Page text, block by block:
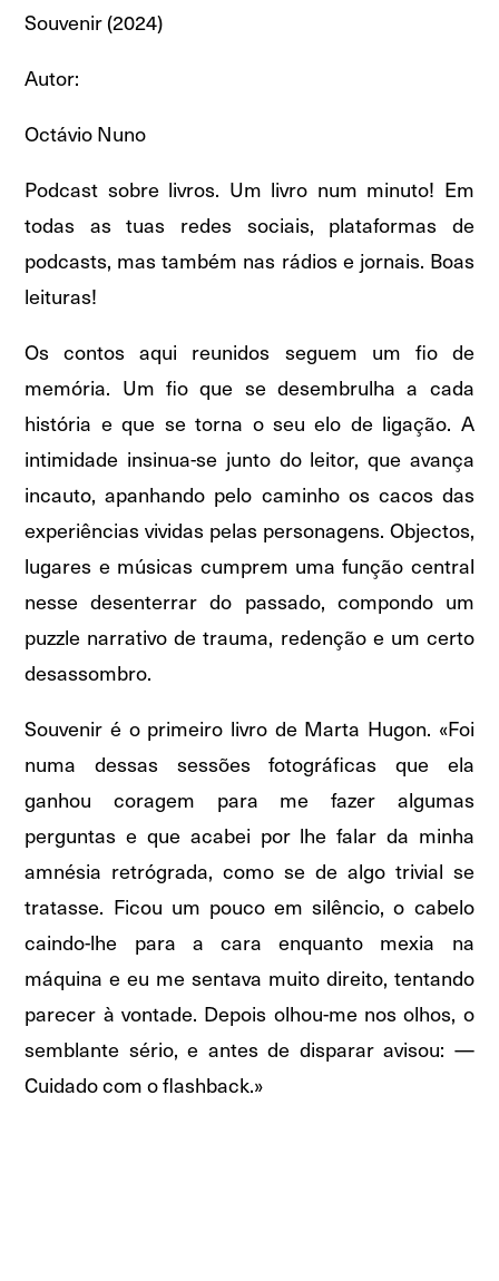
Souvenir (2024)
Autor:
Octávio Nuno
Podcast sobre livros. Um livro num minuto! Em
todas as tuas redes sociais, plataformas de
podcasts, mas também nas rádios e jornais. Boas
leituras!
Os contos aqui reunidos seguem um fio de
memória. Um fio que se desembrulha a cada
história e que se torna o seu elo de ligação. A
intimidade insinua-se junto do leitor, que avança
incauto, apanhando pelo caminho os cacos das
experiências vividas pelas personagens. Objectos,
lugares e músicas cumprem uma função central
nesse desenterrar do passado, compondo um
puzzle narrativo de trauma, redenção e um certo
desassombro.
Souvenir é o primeiro livro de Marta Hugon. «Foi
numa dessas sessões fotográficas que ela
ganhou coragem para me fazer algumas
perguntas e que acabei por lhe falar da minha
amnésia retrógrada, como se de algo trivial se
tratasse. Ficou um pouco em silêncio, o cabelo
caindo-lhe para a cara enquanto mexia na
máquina e eu me sentava muito direito, tentando
parecer à vontade. Depois olhou-me nos olhos, o
semblante sério, e antes de disparar avisou: —
Cuidado com o flashback.»